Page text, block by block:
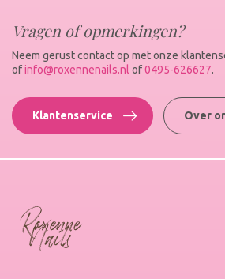
Vragen of opmerkingen?
Neem gerust contact op met onze
ofinfo@roxennenails.nl of0495-626627.
Klantenservice Over